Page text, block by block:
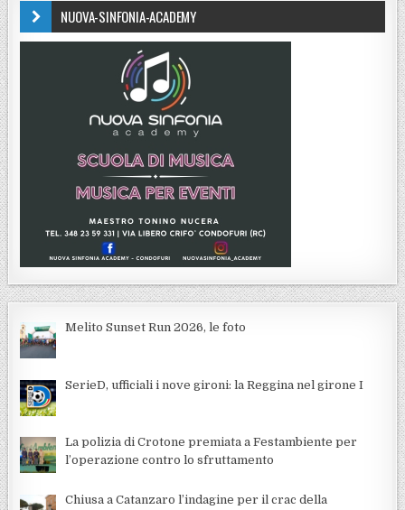
NUOVA-SINFONIA-ACADEMY
Melito Sunset Run 2026, le foto
SerieD, ufficiali i nove gironi: la Reggina nel girone I
La polizia di Crotone premiata a Festambiente per
l’operazione contro lo sfruttamento
Chiusa a Catanzaro l’indagine per il crac della